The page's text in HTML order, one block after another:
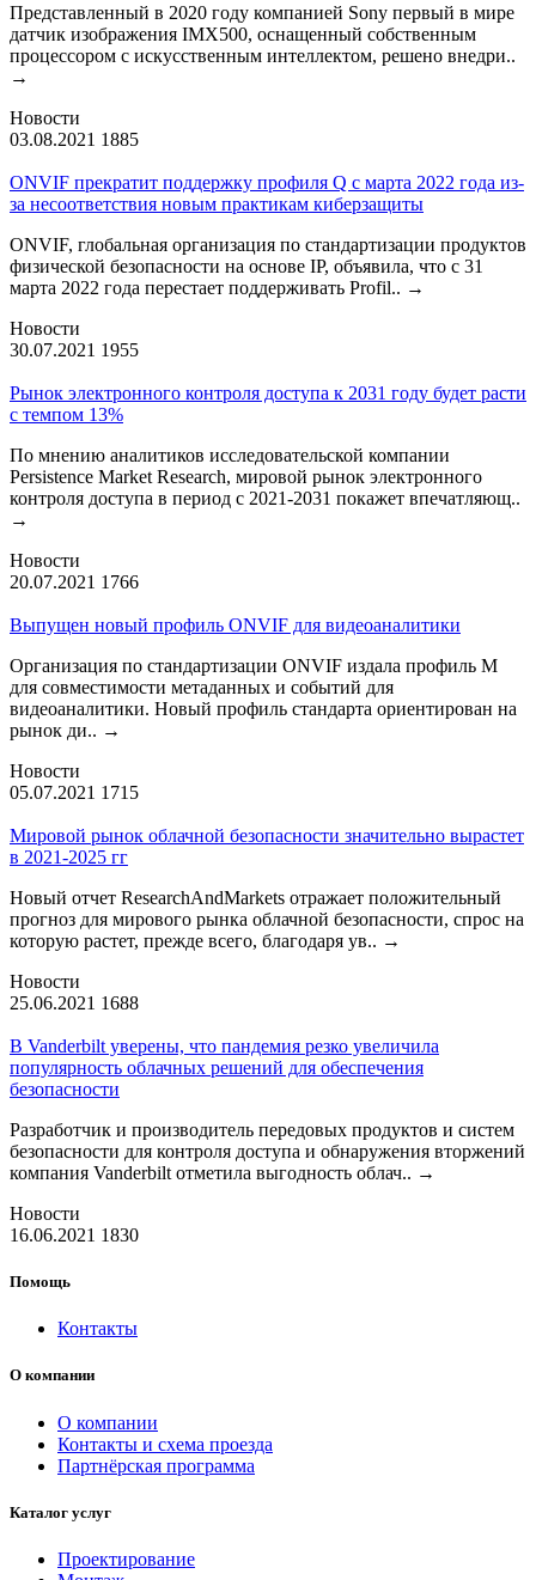
Представленный в 2020 году компанией Sony первый в мире
датчик изображения IMX500, оснащенный собственным
процессором с искусственным интеллектом, решено внедри..
→
Новости
03.08.2021 1885
ONVIF прекратит поддержку профиля Q с марта 2022 года из-
за несоответствия новым практикам киберзащиты
ONVIF, глобальная организация по стандартизации продуктов
физической безопасности на основе IP, объявила, что с 31
марта 2022 года перестает поддерживать Profil.. →
Новости
30.07.2021 1955
Рынок электронного контроля доступа к 2031 году будет расти
с темпом 13%
По мнению аналитиков исследовательской компании
Persistence Market Research, мировой рынок электронного
контроля доступа в период с 2021-2031 покажет впечатляющ..
→
Новости
20.07.2021 1766
Выпущен новый профиль ONVIF для видеоаналитики
Организация по стандартизации ONVIF издала профиль М
для совместимости метаданных и событий для
видеоаналитики. Новый профиль стандарта ориентирован на
рынок ди.. →
Новости
05.07.2021 1715
Мировой рынок облачной безопасности значительно вырастет
в 2021-2025 гг
Новый отчет ResearchAndMarkets отражает положительный
прогноз для мирового рынка облачной безопасности, спрос на
которую растет, прежде всего, благодаря ув.. →
Новости
25.06.2021 1688
В Vanderbilt уверены, что пандемия резко увеличила
популярность облачных решений для обеспечения
безопасности
Разработчик и производитель передовых продуктов и систем
безопасности для контроля доступа и обнаружения вторжений
компания Vanderbilt отметила выгодность облач.. →
Новости
16.06.2021 1830
Помощь
Контакты
О компании
О компании
Контакты и схема проезда
Партнёрская программа
Каталог услуг
Проектирование